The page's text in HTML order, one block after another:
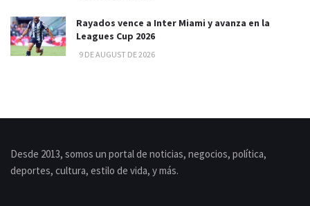
Rayados vence a Inter Miami y avanza en la
Leagues Cup 2026
9 DE AUGUST DE 2026
Desde 2013, somos un portal de noticias, negocios, política,
deportes, cultura, estilo de vida, y más.